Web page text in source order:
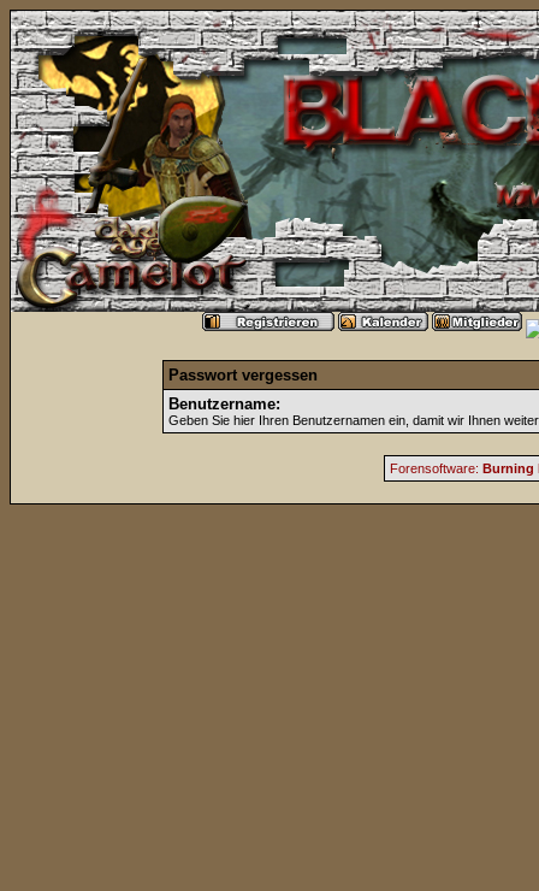
Passwort vergessen
Benutzername:
Geben Sie hier Ihren Benutzernamen ein, damit wir Ihnen
Forensoftware: Burning